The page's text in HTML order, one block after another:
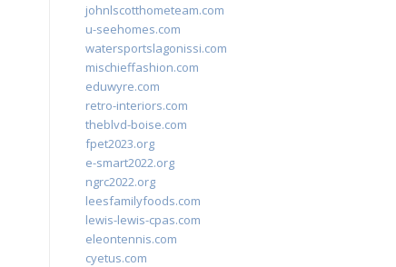
johnlscotthometeam.com
u-seehomes.com
watersportslagonissi.com
mischieffashion.com
eduwyre.com
retro-interiors.com
theblvd-boise.com
fpet2023.org
e-smart2022.org
ngrc2022.org
leesfamilyfoods.com
lewis-lewis-cpas.com
eleontennis.com
cyetus.com